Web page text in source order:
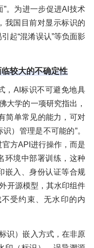
”。为进一步促进AI技术
我国目前对显示标识的
起“混淆误认”等负面影
较大的不确定性
，AI标识不可避免地具
大学的一项研究指出，
简单常见的能力，可对
）管理是不可能的”。
方API进行操作，而是
环境中部署训练，这种
嵌入、身份认证等合规
开源模型，其水印组件
受约束、无水印的内
识）嵌入方式，在非原